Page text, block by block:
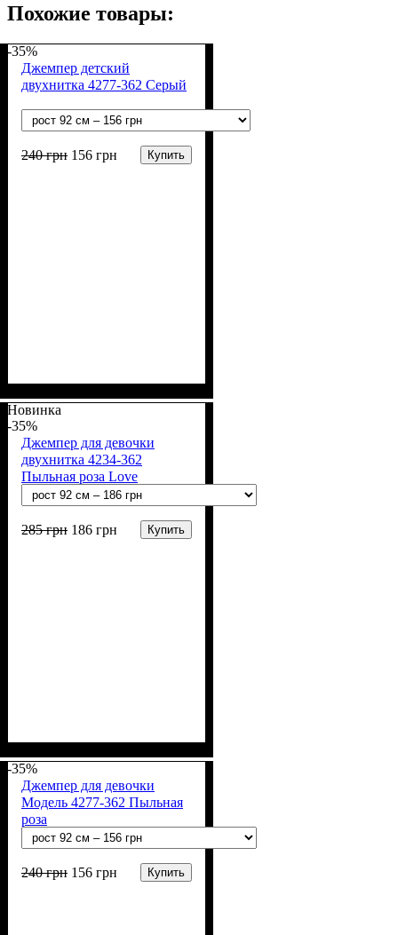
Похожие товары:
-35%
Джемпер детский
двухнитка 4277-362 Серый
240грн 156 грн Купить
б, 6% лайкра)
Новинка
-35%
Джемпер для девочки
двухнитка 4234-362
Пыльная роза Love
285грн 186 грн Купить
б, 6% лайкра)
-35%
Джемпер для девочки
Модель 4277-362 Пыльная
роза
240грн 156 грн Купить